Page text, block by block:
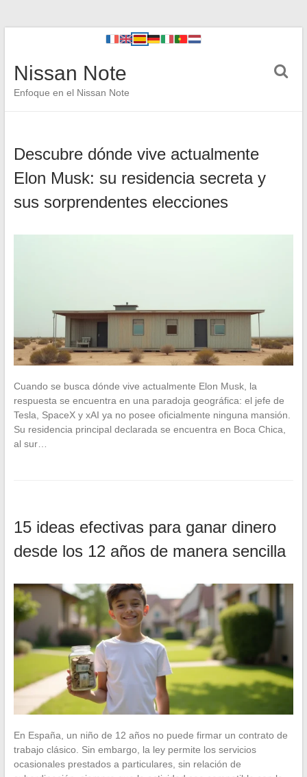
Nissan Note
Enfoque en el Nissan Note
Descubre dónde vive actualmente
Elon Musk: su residencia secreta y
sus sorprendentes elecciones
Cuando se busca dónde vive actualmente Elon Musk, la
respuesta se encuentra en una paradoja geográfica: el jefe de
Tesla, SpaceX y xAI ya no posee oficialmente ninguna mansión.
Su residencia principal declarada se encuentra en Boca Chica,
al sur…
15 ideas efectivas para ganar dinero
desde los 12 años de manera sencilla
En España, un niño de 12 años no puede firmar un contrato de
trabajo clásico. Sin embargo, la ley permite los servicios
ocasionales prestados a particulares, sin relación de